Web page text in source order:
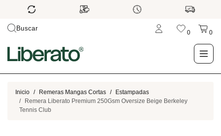
Buscar
0 0
LO NUEVO
Inicio Remeras Mangas Cortas
Estampadas
Remera Liberato Premium 250Gsm Oversize Beige Berkeley
Tennis Club